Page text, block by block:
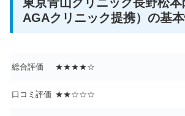
東京青山クリニック長野松
AGAクリニック提携）の基
総合評価 ★★★★☆
口コミ評価 ★★☆☆☆